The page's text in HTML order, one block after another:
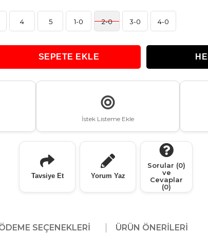
4 5 1-0 2-0 3-0 4-0
İstek Listeme Ekle
Tavsiye Et Yorum Yaz
Sorular (0)
ve
Cevaplar
(0)
SEÇENEKLERI ÜRÜN ÖNERILERI